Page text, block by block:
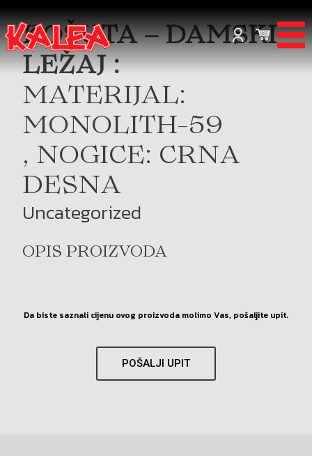
KOŠUTA – DAMSKI
LEŽAJ :
MATERIJAL:
MONOLITH-59
, NOGICE: CRNA
DESNA
Uncategorized
OPIS PROIZVODA
Da biste saznali cijenu ovog proizvoda molimo Vas, pošaljite upit.
POŠALJI UPIT